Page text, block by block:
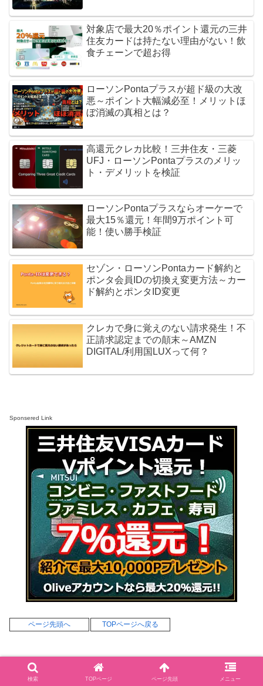
対象店で最大20％ポイント還元の三井
住友カードは持たない理由がない！飲
食チェーンで超お得
ローソンPontaプラスが超ド級の大改
悪～ポイント大幅減必至！メリットほ
ぼ消滅の真相とは？
高還元クレカ比較！三井住友・三菱
UFJ・ローソンPontaプラスのメリッ
ト・デメリットを検証
ローソンPontaプラスならオーケーで
最大15％還元！年間9万ポイント可
能！使い勝手検証
セゾン・ローソンPontaカード解約と
ポンタ会員IDの切換え変更方法～カー
ド解約とポンタID変更
クレカで身に覚えのない請求発生！不
正請求認定までの顛末～AMZN
DIGITAL/利用国LUXって何？
Sponsered Link
ページ先頭へ TOPページへ戻る
検索 TOPページ ページ先頭 メニュー